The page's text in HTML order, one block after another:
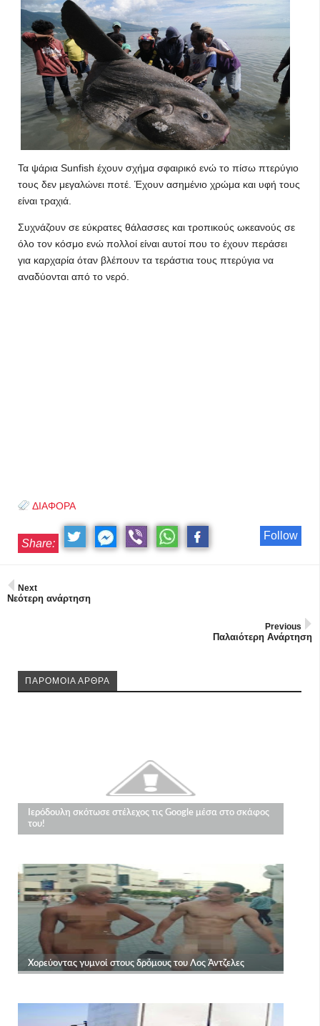
Τα ψάρια Sunfish έχουν σχήμα σφαιρικό ενώ το πίσω πτερύγιο
τους δεν μεγαλώνει ποτέ. Έχουν ασημένιο χρώμα και υφή τους
είναι τραχιά.
Συχνάζουν σε εύκρατες θάλασσες και τροπικούς ωκεανούς σε
όλο τον κόσμο ενώ πολλοί είναι αυτοί που το έχουν περάσει
για καρχαρία όταν βλέπουν τα τεράστια τους πτερύγια να
αναδύονται από το νερό.
ΔΙΑΦΟΡΑ
Follow
Share:
Next
Νεότερη ανάρτηση
Previous
Παλαιότερη Ανάρτηση
ΠΑΡΟΜΟΙΑ ΑΡΘΡΑ